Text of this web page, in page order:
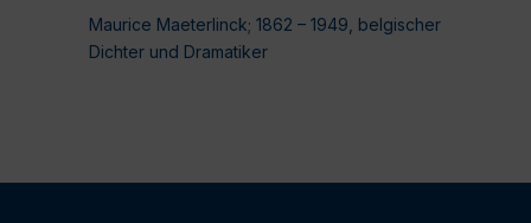
Maurice Maeterlinck; 1862 – 1949, belgischer
Dichter und Dramatiker